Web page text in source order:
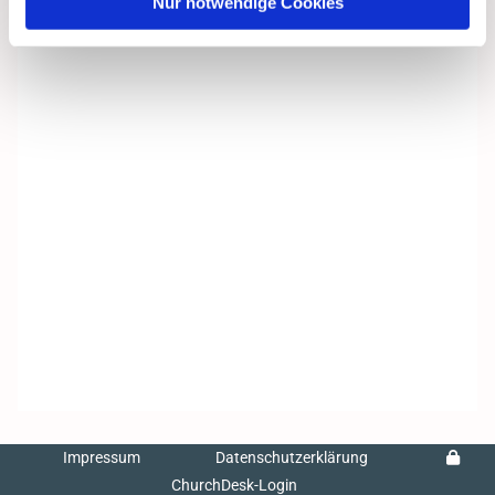
Impressum
Datenschutzerklärung
ChurchDesk-Login